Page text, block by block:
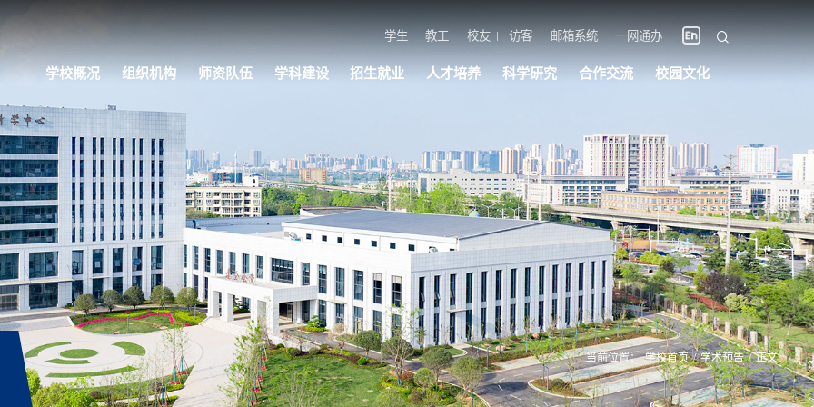
学生 教工 校友 访客 邮箱系统 一网通办
学校概况 组织机构 师资队伍 学科建设 招生就业 人才培养 科学研究 合作交流 校园文化
当前位置： 学校首页 / 学术预告 / 正文